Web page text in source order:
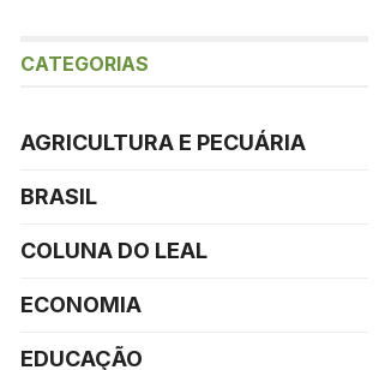
CATEGORIAS
AGRICULTURA E PECUÁRIA
BRASIL
COLUNA DO LEAL
ECONOMIA
EDUCAÇÃO